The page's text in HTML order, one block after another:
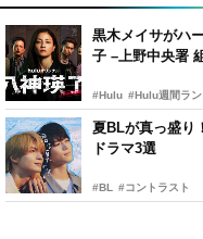
黒木メイサがハ
子 –上野中央署
#Hulu #Hulu週間ラ
夏BLが真っ盛り
ドラマ3選
#BL #コントラスト